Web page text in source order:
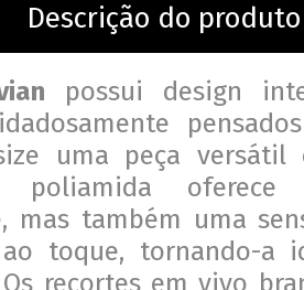
Descrição do produto
possui design
uma peça versátil
poliamida oferece
mas também uma
toque, tornando-a
recortes em vivo